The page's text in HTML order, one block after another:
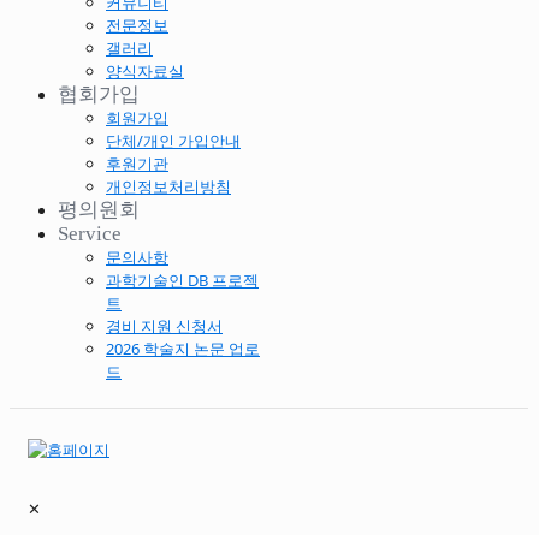
전문정보
갤러리
양식자료실
협회가입
회원가입
단체/개인 가입안내
후원기관
개인정보처리방침
평의원회
Service
문의사항
과학기술인 DB 프로젝
트
경비 지원 신청서
2026 학술지 논문 업로
드
✕